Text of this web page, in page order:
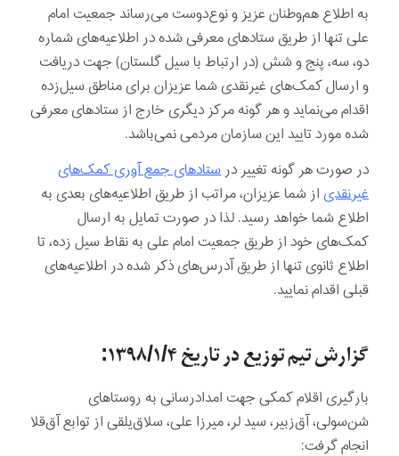
به اطلاع هم‌وطنان عزیز و نوع‌دوست می‌رساند جمعیت امام
علی تنها از طریق ستادهای معرفی شده در اطلاعیه‌های شماره
دو، سه، پنج و شش (در ارتباط با سیل گلستان) جهت دریافت
و ارسال کمک‌های غیرنقدی شما عزیزان برای مناطق سیل‌زده
اقدام می‌نماید و هر گونه مرکز دیگری خارج از ستادهای معرفی
شده مورد تایید این سازمان مردمی نمی‌باشد.
در صورت هر گونه تغییر درستادهای جمع آوری کمک‌های
غیرنقدی از شما عزیزان، مراتب از طریق اطلاعیه‌های بعدی به
اطلاع شما خواهد رسید. لذا در صورت تمایل به ارسال
کمک‌های خود از طریق جمعیت امام علی به نقاط سیل زده، تا
اطلاع ثانوی تنها از طریق آدرس‌های ذکر شده در اطلاعیه‌های
قبلی اقدام نمایید.
گزارش تيم توزیع در تاریخ۱۳۹۸/۱/۴:
بارگیری اقلام کمکی جهت امدادرسانی به روستاهای
شن‌سولی، آق‌زبیر، سید لر، میرزا علی، سلاق‌یلقی از توابع آق‌قلا
انجام گرفت: